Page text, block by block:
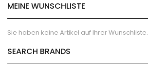
die
Seite
MEINE WUNSCHLISTE
Sie haben keine Artikel auf Ihrer Wunschliste.
SEARCH BRANDS